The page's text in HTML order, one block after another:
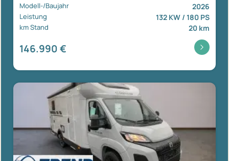
Modell-/Baujahr 2026
Leistung 132 KW / 180 PS
km Stand 20 km
146.990 €